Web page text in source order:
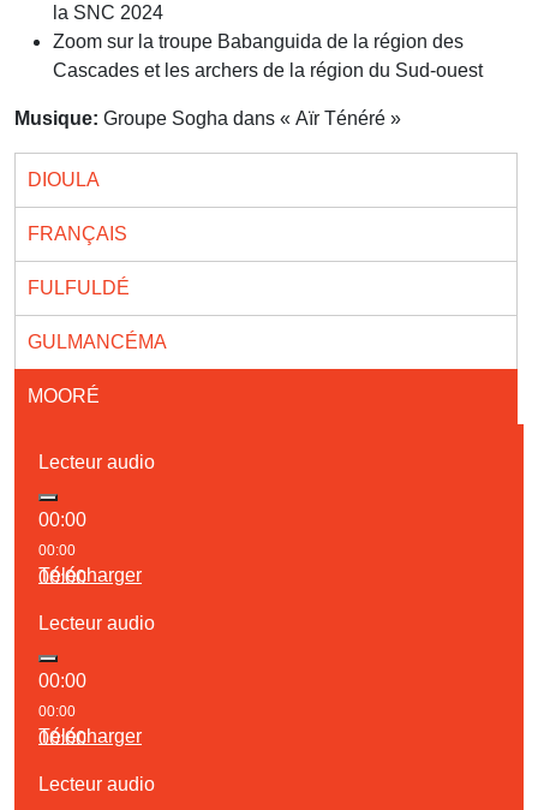
la SNC 2024
Zoom sur la troupe Babanguida de la région des
Cascades et les archers de la région du Sud-ouest
Musique: Groupe Sogha dans « Aïr Ténéré »
DIOULA
FRANÇAIS
FULFULDÉ
GULMANCÉMA
MOORÉ
Lecteur audio
00:00
00:00
00:00
Télécharger
Lecteur audio
00:00
00:00
00:00
Télécharger
Lecteur audio